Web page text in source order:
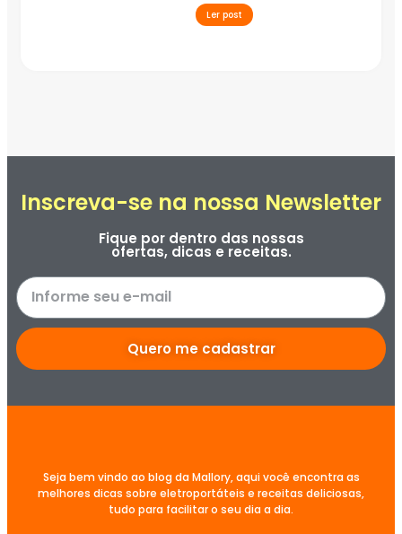
Ler post
Inscreva-se na nossa Newsletter
Fique por dentro das nossas
ofertas, dicas e receitas.
Quero me cadastrar
Seja bem vindo ao blog da Mallory, aqui você encontra as
melhores dicas sobre eletroportáteis e receitas deliciosas,
tudo para facilitar o seu dia a dia.